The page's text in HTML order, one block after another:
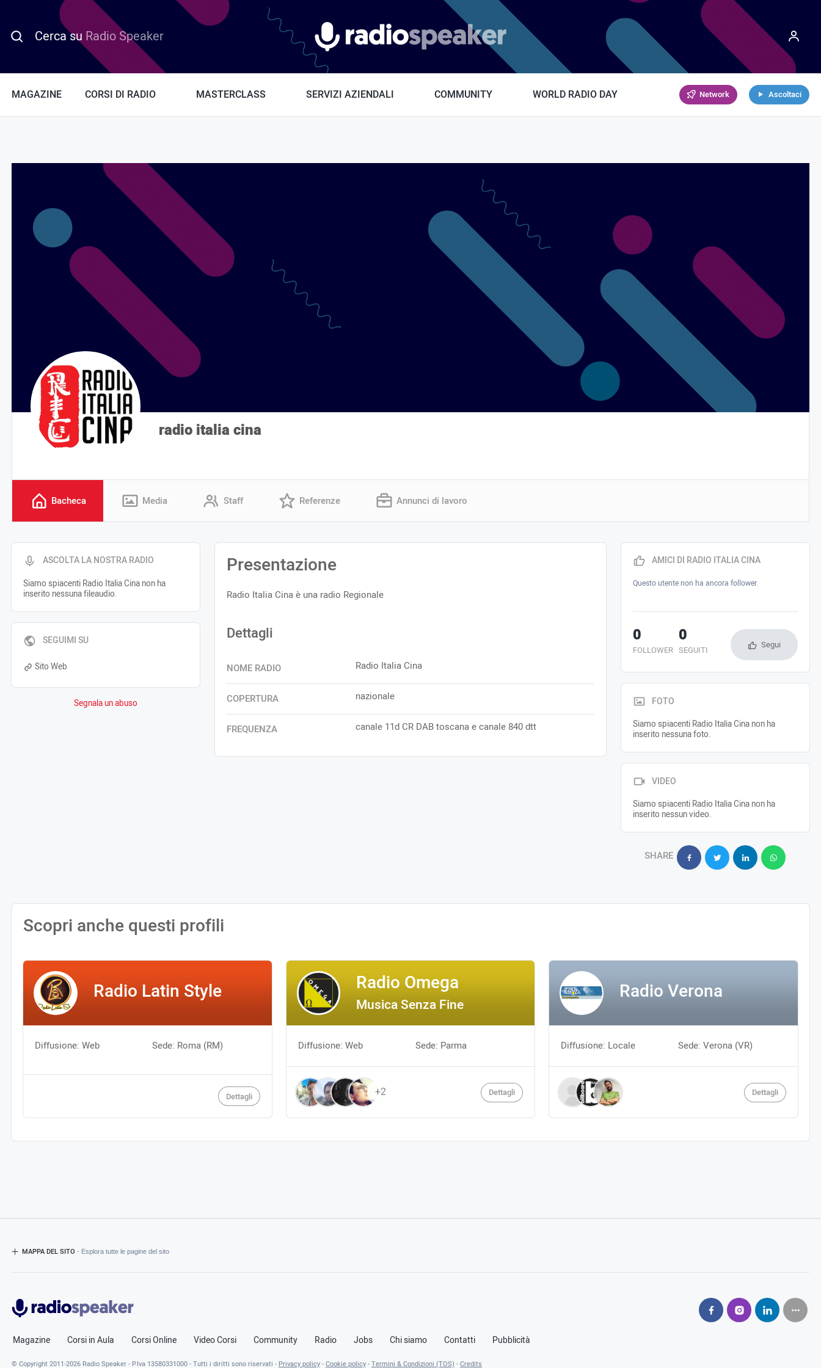
Cerca su Radio Speaker Radiospeaker.it
MAGAZINE CORSI DI RADIO MASTERCLASS SERVIZI AZIENDALI COMMUNITY WORLD RADIO DAY Network Ascoltaci
radio italia cina
Bacheca Media Staff Referenze Annunci di lavoro
ASCOLTA LA NOSTRA RADIO
Siamo spiacenti Radio Italia Cina non ha
inserito nessuna fileaudio.
SEGUIMI SU
Sito Web
Segnala un abuso
Presentazione
Radio Italia Cina è una radio Regionale
Dettagli
NOME RADIO Radio Italia Cina
COPERTURA nazionale
FREQUENZA canale 11d CR DAB toscana e canale 840 dtt
AMICI DI RADIO ITALIA CINA
Questo utente non ha ancora follower.
FOLLOWER
0
SEGUITI
0 Segui
FOTO
Siamo spiacenti Radio Italia Cina non ha
inserito nessuna foto.
VIDEO
Siamo spiacenti Radio Italia Cina non ha
inserito nessun video.
SHARE
Scopri anche questi profili
Radio Latin Style
Diffusione: Web Sede: Roma (RM)
Dettagli
Radio Omega
Musica Senza Fine
Diffusione: Web Sede: Parma
+2 Dettagli
Radio Verona
Diffusione: Locale Sede: Verona (VR)
Dettagli
MAPPA DEL SITO - Esplora tutte le pagine del sito
Radiospeaker.it
Magazine Corsi in Aula Corsi Online Video Corsi Community Radio Jobs Chi siamo Contatti Pubblicità
© Copyright2011-2026 Radio Speaker - P.Iva 13580331000- Tutti i diritti sono riservati - Privacy policy-Cookie policy-Termini & Condizioni (TOS) -Credits